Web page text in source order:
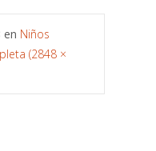
en Niños
(2848 ×